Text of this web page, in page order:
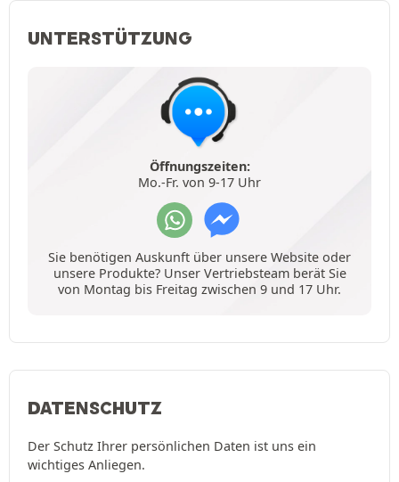
UNTERSTÜTZUNG
Öffnungszeiten:
Mo.-Fr. von 9-17 Uhr
Sie benötigen Auskunft über unsere Website oder
unsere Produkte? Unser Vertriebsteam berät Sie
von Montag bis Freitag zwischen 9 und 17 Uhr.
DATENSCHUTZ
Der Schutz Ihrer persönlichen Daten ist uns ein
wichtiges Anliegen.